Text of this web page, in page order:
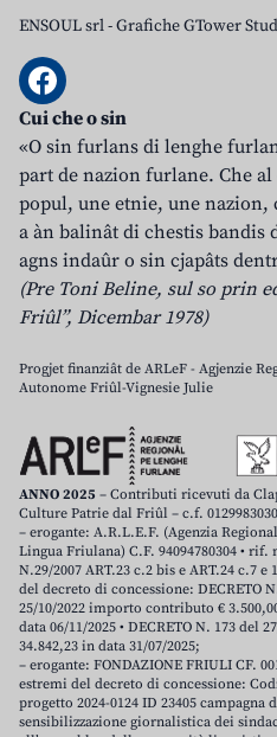
ENSOUL srl-Grafiche GTower
Cui che o sin
«O sin furlans di lenghe
part de nazion furlane. Che
popul, une etnie, une nazion,
a àn balinât di chestis
agns indaûr o sin cjapâts
(Pre Toni Beline, sul so prin
Friûl”, Dicembar 1978)
Progjet finanziât de ARLeF - Agjenzie
Autonome Friûl-Vignesie Julie
ANNO 2025 – Contributi ricevuti da
Culture Patrie dal Friûl – c.f.
– erogante: A.R.L.E.F. (Agenzia
Lingua Friulana) C.F. 94094780304 • rif.
N.29/2007 ART.23 c.2 bis e ART.24 c.7 e
del decreto di concessione: DECRETO
25/10/2022 importo contributo €
data 06/11/2025 • DECRETO N. 173 del
34.842,23 in data 31/07/2025;
– erogante: FONDAZIONE FRIULI CF.
estremi del decreto di concessione:
progetto 2024-0124 ID 23405 campagna
sensibilizzazione giornalistica dei